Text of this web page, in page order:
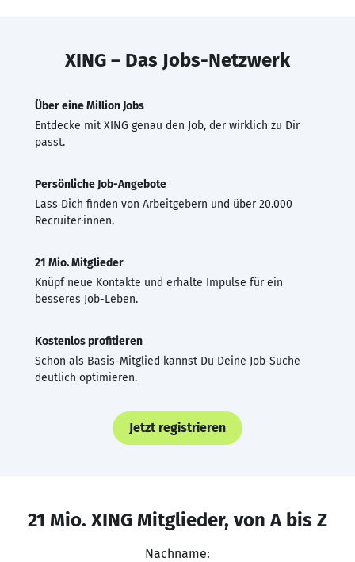
XING – Das Jobs-Netzwerk
Über eine Million Jobs
Entdecke mit XING genau den Job, der wirklich zu Dir
passt.
Persönliche Job-Angebote
Lass Dich finden von Arbeitgebern und über 20.000
Recruiter·innen.
21 Mio. Mitglieder
Knüpf neue Kontakte und erhalte Impulse für ein
besseres Job-Leben.
Kostenlos profitieren
Schon als Basis-Mitglied kannst Du Deine Job-Suche
deutlich optimieren.
Jetzt registrieren
21 Mio. XING Mitglieder, von A bis Z
Nachname: